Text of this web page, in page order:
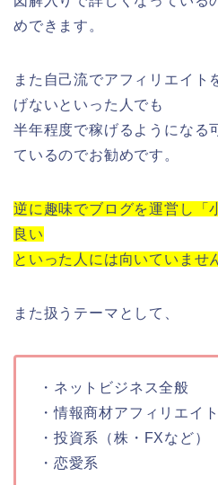
めできます。
また自己流でアフィリエイト
げないといった人でも
半年程度で稼げるようになる
ているのでお勧めです。
逆に趣味でブログを運営し「
良い
といった人には向いていませ
また扱うテーマとして、
・ネットビジネス全般
・情報商材アフィリエイト
・投資系（株・FXなど）
・恋愛系